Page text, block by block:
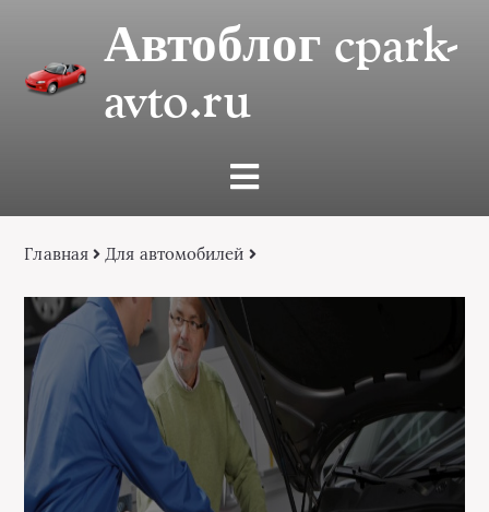
Автоблог cpark-
avto.ru
Главная Для автомобилей